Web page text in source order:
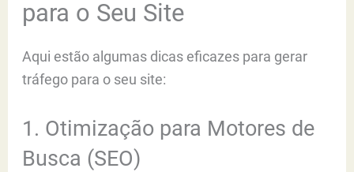
para o Seu Site
Aqui estão algumas dicas eficazes para gerar
tráfego para o seu site:
1. Otimização para Motores de
Busca (SEO)